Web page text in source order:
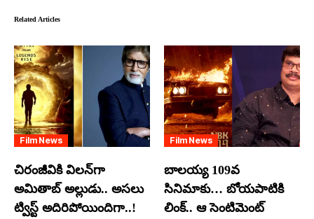
Related Articles
Film News
చిరంజీవికి విలన్‌గా
అమితాబ్ అల్లుడు.. అసలు
ట్విస్ట్ అదిరిపోయిందిగా..!
Film News
బాలయ్య 109వ
సినిమాకు… బోయపాటికి
లింక్.. ఆ సెంటిమెంట్